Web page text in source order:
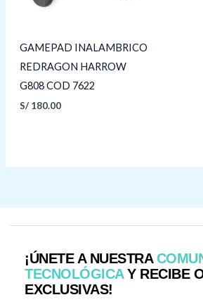
GAMEPAD INALAMBRICO
REDRAGON HARROW
G808 COD 7622
S/180.00
¡ÚNETE A NUESTRA
TECNOLÓGICAY RECIBE
EXCLUSIVAS!